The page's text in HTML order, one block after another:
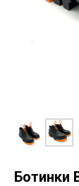
Ботинки